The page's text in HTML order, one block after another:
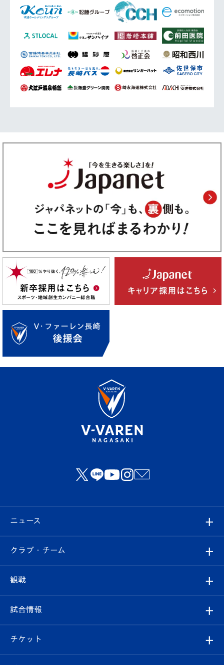
ニュース
すべて
クラブ
試合情報
クラブ・チーム
クラブ概要
エンブレム紹介
観戦
観戦ルール
はじめての観戦ガイド
試合情報
試合日程/結果
チケット